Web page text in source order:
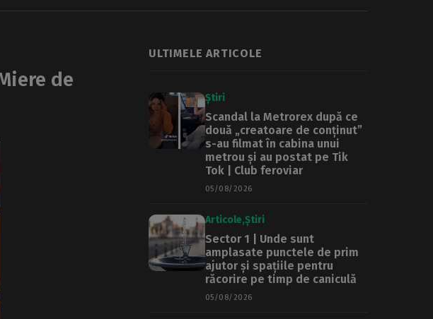
de
ULTIMELE ARTICOLE
Știri
Scandal la Metrorex după ce
două „creatoare de conținut”
s-au filmat în cabina unui
metrou și au postat pe Tik
Tok | Club feroviar
05/08/2026
Articole Știri
Sector 1 | Unde sunt
amplasate punctele de prim
ajutor și spațiile pentru
răcorire pe timp de caniculă
05/08/2026